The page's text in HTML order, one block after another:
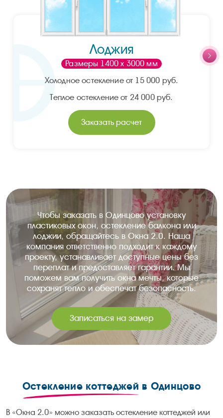
Лоджия
Размеры 1400 х 3000 мм
Холодное остекление от 15 000 руб.
Теплое остекление от 24 000 руб.
Заказать расчет
Чтобы заказать в Одинцово установку
пластиковых окон, остекление балкона или
лоджии, обращайтесь в Окна 2.0. Наша
компания ответственно подходит к каждому
проекту, устанавливает доступные цены без
переплат и предоставляет гарантии. Мы
поможем вам получить окна мечты, которые
сохранят тепло и обеспечат безопасность.
Записаться на замер
Остекление коттеджей в Одинцово
В «Окна 2.0» можно заказать остекление коттеджей или